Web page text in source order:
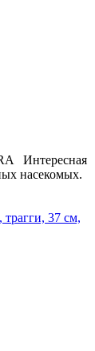
Интересная
насекомых.
37 см,